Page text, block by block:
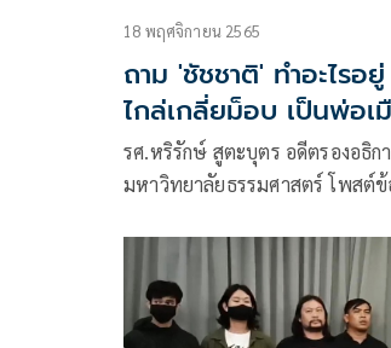
18 พฤศจิกายน 2565
ถาม 'ชัชชาติ' ทำอะไรอ
ไกล่เกลี่ยม็อบ เป็นพ่อเ
เฉย
รศ.หริรักษ์ สูตะบุตร อดีตรองอธิก
มหาวิทยาลัยธรรมศาสตร์ โพสต์
ยั่วยุให้ตำรวจควบคุมฝูงชนใช้คว
ใจที่มีการขยายผลกันอย่างสุดเหวี่ยง